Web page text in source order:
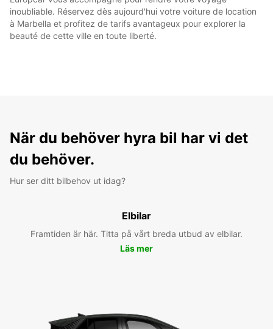
inoubliable. Réservez dès aujourd'hui votre voiture de location
à Marbella et profitez de tarifs avantageux pour explorer la
beauté de cette ville en toute liberté.
När du behöver hyra bil har vi det
du behöver.
Hur ser ditt bilbehov ut idag?
Elbilar
Framtiden är här. Titta på vårt breda utbud av elbilar.
Läs mer